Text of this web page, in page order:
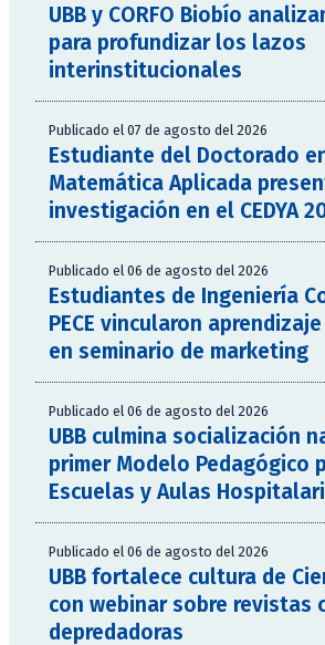
UBB y CORFO Biobío
para profundizar los lazos
interinstitucionales
Publicado el 07 de agosto del 2026
Estudiante del Doctorado
Matemática Aplicada
investigación en el CEDYA
Publicado el 06 de agosto del 2026
Estudiantes de Ingeniería
PECE vincularon
en seminario de marketing
Publicado el 06 de agosto del 2026
UBB culmina socialización
primer Modelo Pedagógico
Escuelas y Aulas
Publicado el 06 de agosto del 2026
UBB fortalece cultura de
con webinar sobre revistas
depredadoras